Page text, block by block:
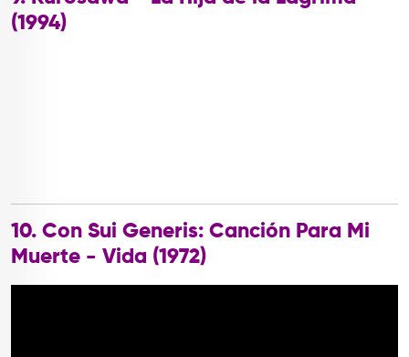
(1994)
10. Con Sui Generis: Canción Para Mi
Muerte - Vida (1972)